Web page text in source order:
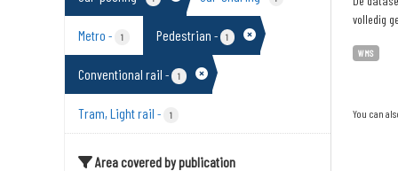
Metro - 1 Pedestrian - 1
Conventional rail - 1
Tram, Light rail - 1
Area covered by publication
volledig
WMS
You can